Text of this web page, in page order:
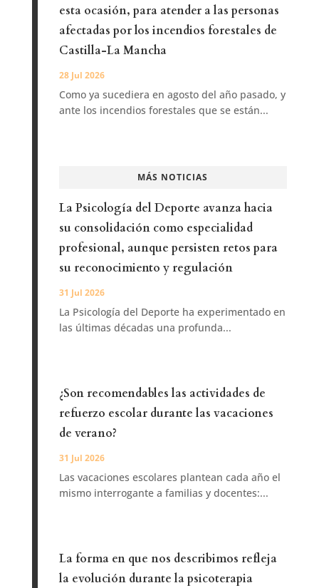
esta ocasión, para atender a las personas
afectadas por los incendios forestales de
Castilla-La Mancha
28 Jul 2026
Como ya sucediera en agosto del año pasado, y
ante los incendios forestales que se están...
MÁS NOTICIAS
La Psicología del Deporte avanza hacia
su consolidación como especialidad
profesional, aunque persisten retos para
su reconocimiento y regulación
31 Jul 2026
La Psicología del Deporte ha experimentado en
las últimas décadas una profunda...
¿Son recomendables las actividades de
refuerzo escolar durante las vacaciones
de verano?
31 Jul 2026
Las vacaciones escolares plantean cada año el
mismo interrogante a familias y docentes:...
La forma en que nos describimos refleja
la evolución durante la psicoterapia